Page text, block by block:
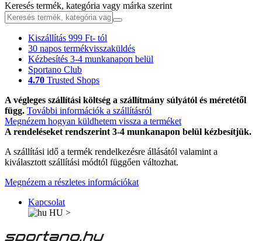
Keresés termék, kategória vagy márka szerint
Kiszállítás 999 Ft- tól
30 napos termékvisszaküldés
Kézbesítés 3-4 munkanapon belül
Sportano Club
4.70 Trusted Shops
A végleges szállítási költség a szállítmány súlyától és méretétől
függ. További információk a szállításról
Megnézem hogyan küldhetem vissza a terméket
A rendeléseket rendszerint 3-4 munkanapon belül kézbesítjük.
A szállítási idő a termék rendelkezésre állásától valamint a
kiválasztott szállítási módtól függően változhat.
Megnézem a részletes információkat
Kapcsolat
HU >